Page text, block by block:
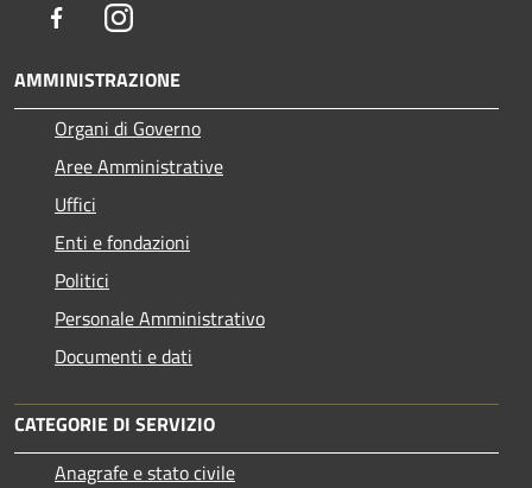
FacebookInstagram
AMMINISTRAZIONE
Organi di Governo
Aree Amministrative
Uffici
Enti e fondazioni
Politici
Personale Amministrativo
Documenti e dati
CATEGORIE DI SERVIZIO
Anagrafe e stato civile